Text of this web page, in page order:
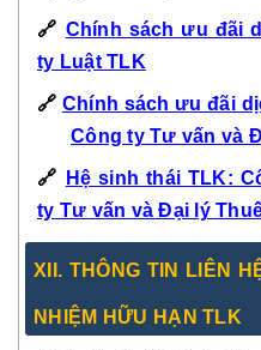
🔗 Chính sách ưu đãi
ty Luật TLK
🔗 Chính sách ưu đãi
Công ty Tư vấn và
🔗
Hệ sinh thái TLK:
ty Tư vấn và Đại lý
XII. THÔNG TIN LIÊN
NHIỆM HỮU HẠN TLK